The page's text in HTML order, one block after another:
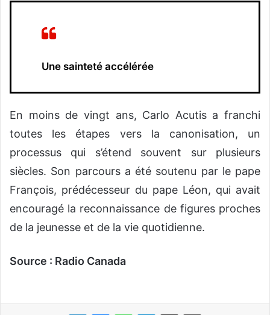
Une sainteté accélérée
En moins de vingt ans, Carlo Acutis a franchi
toutes les étapes vers la canonisation, un
processus qui s’étend souvent sur plusieurs
siècles. Son parcours a été soutenu par le pape
François, prédécesseur du pape Léon, qui avait
encouragé la reconnaissance de figures proches
de la jeunesse et de la vie quotidienne.
Source : Radio Canada